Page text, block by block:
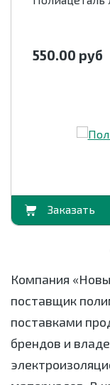
550.00 руб
Компания
поставщик
поставками
брендов и